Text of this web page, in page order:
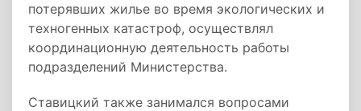
потерявших жилье во время экологических и
техногенных катастроф, осуществлял
координационную деятельность работы
подразделений Министерства.
Ставицкий также занимался вопросами